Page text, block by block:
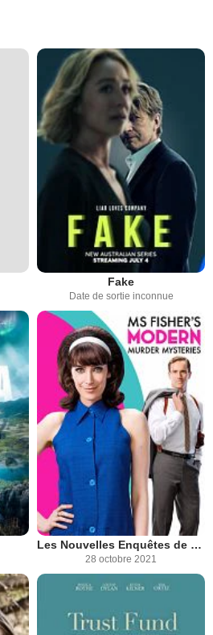
Fake
Date de sortie inconnue
Les Nouvelles Enquêtes de Miss Fisher
28 octobre 2021